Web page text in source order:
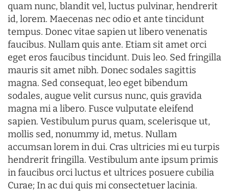
quam nunc, blandit vel, luctus pulvinar, hendrerit
id, lorem. Maecenas nec odio et ante tincidunt
tempus. Donec vitae sapien ut libero venenatis
faucibus. Nullam quis ante. Etiam sit amet orci
eget eros faucibus tincidunt. Duis leo. Sed fringilla
mauris sit amet nibh. Donec sodales sagittis
magna. Sed consequat, leo eget bibendum
sodales, augue velit cursus nunc, quis gravida
magna mi a libero. Fusce vulputate eleifend
sapien. Vestibulum purus quam, scelerisque ut,
mollis sed, nonummy id, metus. Nullam
accumsan lorem in dui. Cras ultricies mi eu turpis
hendrerit fringilla. Vestibulum ante ipsum primis
in faucibus orci luctus et ultrices posuere cubilia
Curae; In ac dui quis mi consectetuer lacinia.